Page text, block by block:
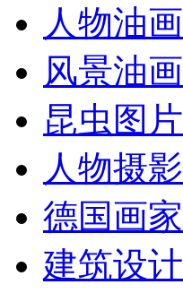
人物油画
风景油画
昆虫图片
人物摄影
德国画家
建筑设计